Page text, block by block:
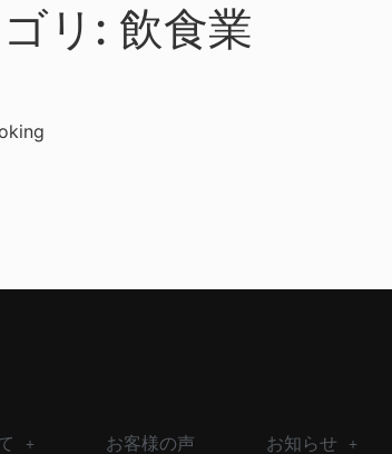
リ: 飲食業
お客様の声 お知らせ